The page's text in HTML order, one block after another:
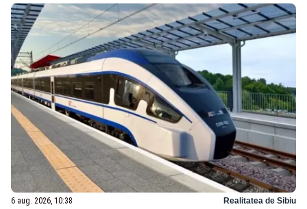
6 aug. 2026, 10:38 Realitatea de Sibiu